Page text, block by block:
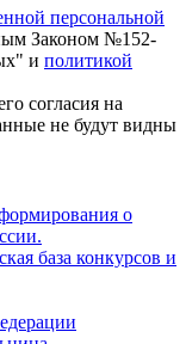
персональной
Законом №152-
и политикой
согласия на
не будут видны